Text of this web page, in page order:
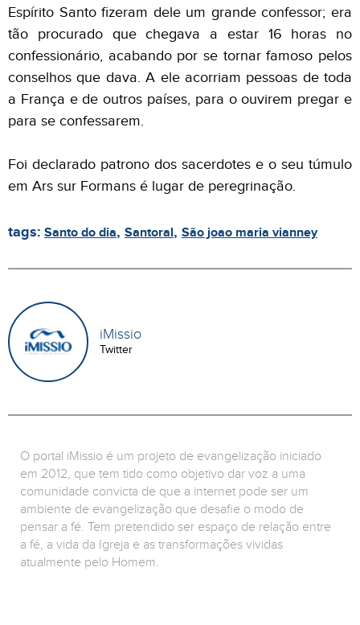
Espírito Santo fizeram dele um grande confessor; era
tão procurado que chegava a estar 16 horas no
confessionário, acabando por se tornar famoso pelos
conselhos que dava. A ele acorriam pessoas de toda
a França e de outros países, para o ouvirem pregar e
para se confessarem.
Foi declarado patrono dos sacerdotes e o seu túmulo
em Ars sur Formans é lugar de peregrinação.
tags: Santo do dia, Santoral, São joao maria vianney
iMissio
Twitter
O portal iMissio é um projeto de evangelização iniciado
em 2012, que tem tido como objetivo dar voz a uma
comunidade convicta de que a internet pode ser um
ambiente de evangelização que desafie o modo de
pensar a fé. Tem pretendido ser espaço de relação entre
a fé, a vida da Igreja e as transformações vividas
atualmente pelo Homem.